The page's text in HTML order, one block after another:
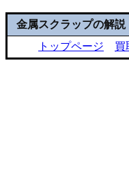
金属スクラップの解
トップページ
買